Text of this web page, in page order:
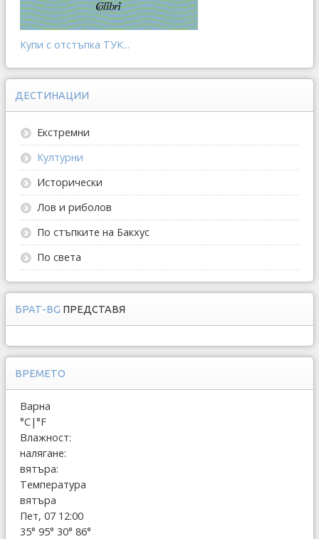
Купи с отстъпка ТУК...
ДЕСТИНАЦИИ
Екстремни
Културни
Исторически
Лов и риболов
По стъпките на Бакхус
По света
БРАТ-BG ПРЕДСТАВЯ
ВРЕМЕТО
Варна
°C|°F
Влажност:
налягане:
вятъра:
Температура
вятъра
Пет, 07 12:00
35° 95° 30° 86°